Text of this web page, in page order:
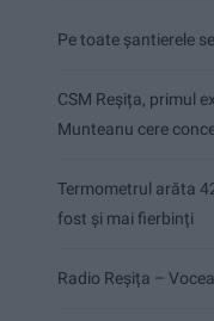
Pe toate șantierele
CSM Reșița, primul
Munteanu cere
Termometrul arăta
fost și mai fierbinți
Radio Reșița –